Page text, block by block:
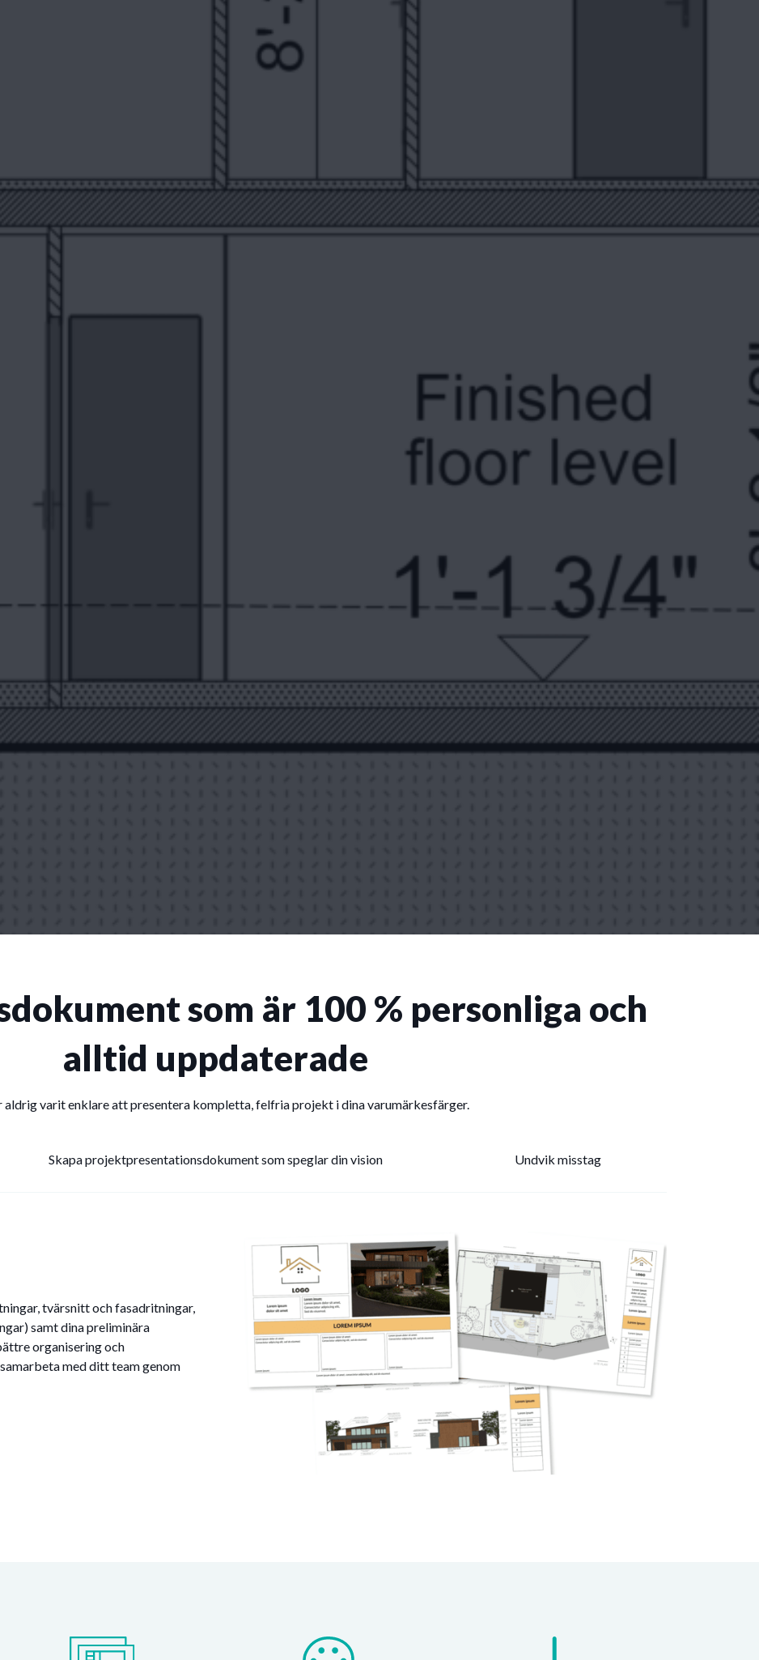
som är 100 % personliga och
alltid uppdaterade
aldrig varit enklare att presentera kompletta, felfria projekt i dina varumärkesfärger.
Skapa projektpresentationsdokument som speglar din vision Undvik misstag
tvärsnitt och fasadritningar,
samt dina preliminära
organisering och
med ditt team genom